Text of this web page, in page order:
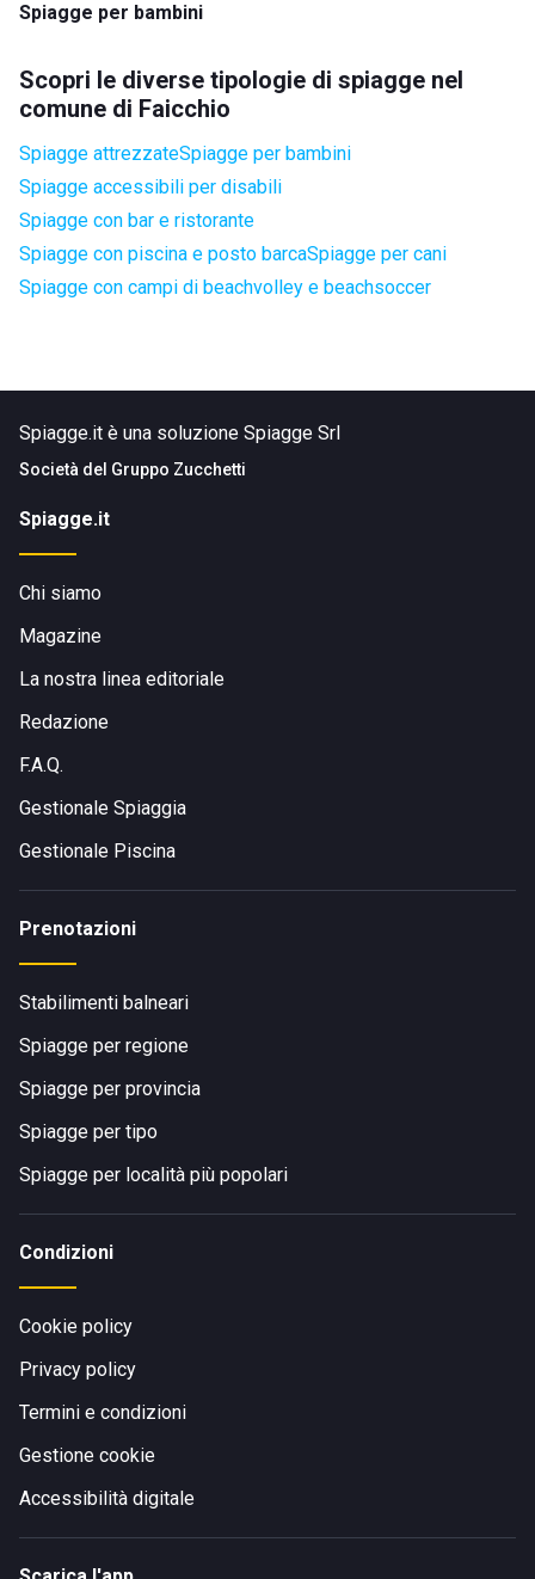
Spiagge per bambini
Scopri le diverse tipologie di spiagge nel
comune di Faicchio
Spiagge attrezzateSpiagge per bambini
Spiagge accessibili per disabili
Spiagge con bar e ristorante
Spiagge con piscina e posto barcaSpiagge per cani
Spiagge con campi di beachvolley e beachsoccer
Spiagge.it è una soluzione Spiagge Srl
Società del Gruppo Zucchetti
Spiagge.it
Chi siamo
Magazine
La nostra linea editoriale
Redazione
F.A.Q.
Gestionale Spiaggia
Gestionale Piscina
Prenotazioni
Stabilimenti balneari
Spiagge per regione
Spiagge per provincia
Spiagge per tipo
Spiagge per località più popolari
Condizioni
Cookie policy
Privacy policy
Termini e condizioni
Gestione cookie
Accessibilità digitale